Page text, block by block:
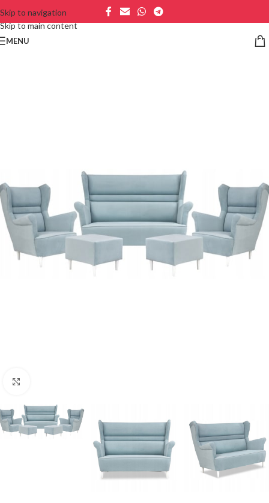
Skip to navigation
Skip to main content
MENU